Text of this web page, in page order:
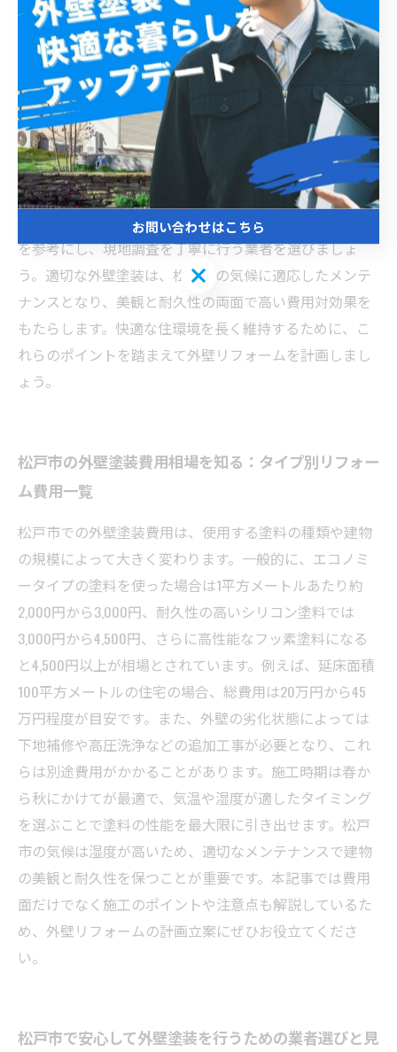
は施工面積や使用する塗料の種類によって異なります
が、松戸市ではおおよそ70万円から120万円が相場とされ
ています。気候条件が塗装の劣化を早めるため、耐久性
の高い塗料選びが重要です。特に、紫外線や雨風に強い
シリコン塗料やフッ素塗料が人気です。また、施工時期
は春から秋にかけてが最適で、この期間にリフォームを
行うことで塗料の乾燥や定着が良くなり、長持ちしやす
くなります。リフォームの効果を最大化するためには、
信頼できる業者選びも欠かせません。口コミや施工実績
を参考にし、現地調査を丁寧に行う業者を選びましょ
う。適切な外壁塗装は、松戸市の気候に適応したメンテ
ナンスとなり、美観と耐久性の両面で高い費用対効果を
もたらします。快適な住環境を長く維持するために、こ
れらのポイントを踏まえて外壁リフォームを計画しまし
ょう。
松戸市の外壁塗装費用相場を知る：タイプ別リフォー
ム費用一覧
松戸市での外壁塗装費用は、使用する塗料の種類や建物
の規模によって大きく変わります。一般的に、エコノミ
ータイプの塗料を使った場合は1平方メートルあたり約
2,000円から3,000円、耐久性の高いシリコン塗料では
3,000円から4,500円、さらに高性能なフッ素塗料になる
と4,500円以上が相場とされています。例えば、延床面積
100平方メートルの住宅の場合、総費用は20万円から45
万円程度が目安です。また、外壁の劣化状態によっては
下地補修や高圧洗浄などの追加工事が必要となり、これ
らは別途費用がかかることがあります。施工時期は春か
ら秋にかけてが最適で、気温や湿度が適したタイミング
を選ぶことで塗料の性能を最大限に引き出せます。松戸
市の気候は湿度が高いため、適切なメンテナンスで建物
の美観と耐久性を保つことが重要です。本記事では費用
面だけでなく施工のポイントや注意点も解説しているた
め、外壁リフォームの計画立案にぜひお役立てくださ
い。
松戸市で安心して外壁塗装を行うための業者選びと見
お問い合わせはこちら
お問い合わせはこちら